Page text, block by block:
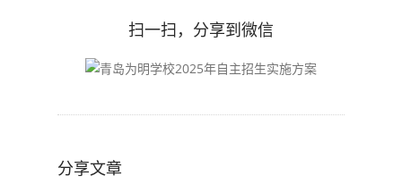
扫一扫，分享到微信
分享文章